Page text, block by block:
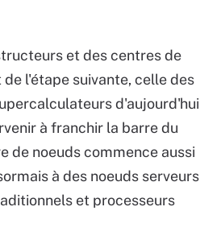
et des centres de
l'étape suivante, celle des
d'aujourd'hui
à franchir la barre du
de noeuds commence aussi
à des noeuds serveurs
et processeurs